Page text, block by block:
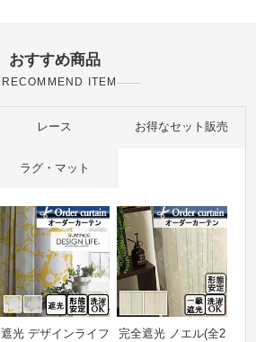
おすすめ商品
RECOMMEND ITEM
レース お得なセット販売
ラグ・マット
遮光 デザインライフ
完全遮光 ノエル(全2